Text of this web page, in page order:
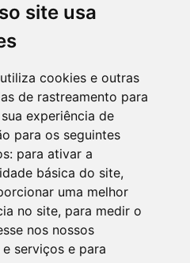
site usa
cookies e outras
de rastreamento para
experiência de
para os seguintes
para ativar a
básica do site,
uma melhor
no site, para medir o
nos nossos
serviços e para
DO TEMPO
leve
• Mín: 5°
7.1 km/h
08